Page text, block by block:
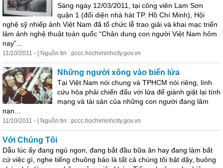
Sáng ngày 12/03/2011, tại công viên Lam Sơn
quận 1 (đối diện nhà hát TP. Hồ Chí Minh), Hội
nghệ sỹ nhiếp ảnh Việt Nam đã tổ chức lễ trao giải và khai mạc triển
lảm ảnh nghệ thuật toàn quốc “Chân dung con người Việt Nam hôm
nay”...
11/10/2011 - | Nguồn tin : pccc.hochiminhcity.gov.vn
Những người xông vào biển lửa
Tại Việt Nam nói chung và TPHCM nói riêng, lính
cứu hỏa phải chiến đấu với lửa để giành giật lại tính
mạng và tài sản của những con người đang lâm
nạn...
11/10/2011 - | Nguồn tin : pccc.hochiminhcity.gov.vn
Với Chúng Tôi
Dẫu lúc ấy đang ngủ ngon, đang bắt đầu bữa ăn hay đang làm bất
cứ việc gì, nghe tiếng chuông báo là tất cả chúng tôi bật dậy, buông